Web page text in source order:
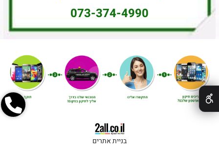
073-374-4990
בניית אתרים
✕